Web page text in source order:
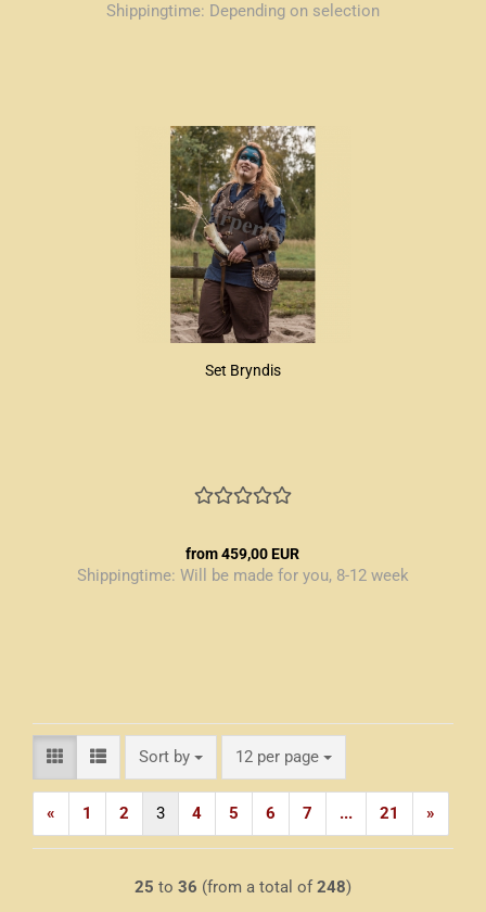
Shippingtime: Depending on selection
Set Bryndis
from 459,00 EUR
Shippingtime: Will be made for you, 8-12 week
Sort by
Sort by 12 per page
per page
« 1 2 3 4 5 6 7 ... 21 »
25 to 36 (from a total of248)